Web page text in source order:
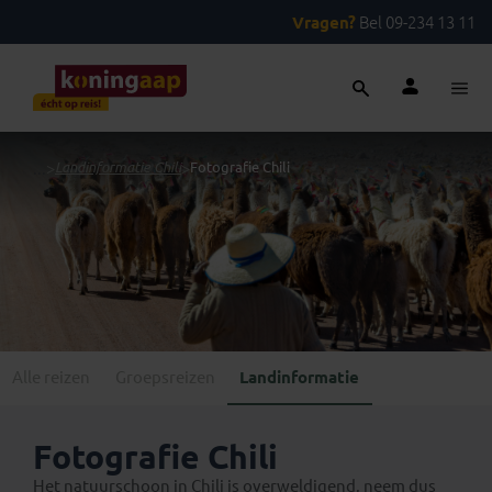
Vragen? Bel 09-234 13 11
Landinformatie Chili>Fotografie Chili
Landinformatie
Fotografie Chili
Het natuurschoon in Chili is overweldigend, neem dus